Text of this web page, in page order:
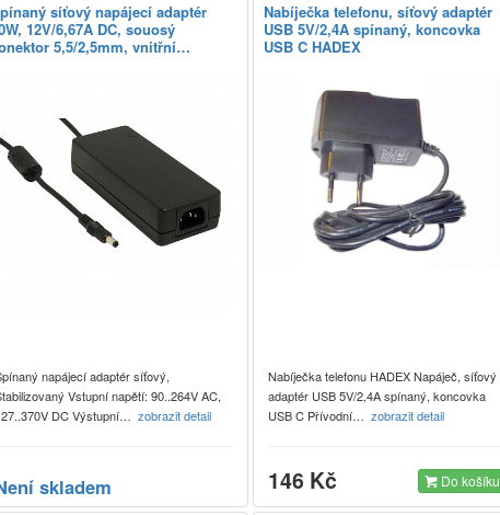
síťový napájecí adaptér
12V/6,67A DC, souosý
5,5/2,5mm, vnitřní…
napájecí adaptér síťový,
Vstupní napětí: 90..264V AC,
DC Výstupní… zobrazit detail
skladem
Nabíječka telefonu, síťový adaptér
USB 5V/2,4A spínaný, koncovka
USB C HADEX
Nabíječka telefonu HADEX Napáječ, síťový
adaptér USB 5V/2,4A spínaný, koncovka
USB C Přívodní… zobrazit detail
146 Kč Do košíku